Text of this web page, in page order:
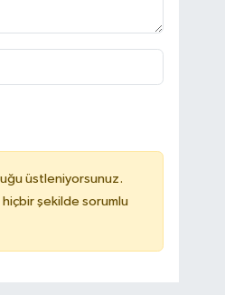
üstleniyorsunuz.
şekilde sorumlu